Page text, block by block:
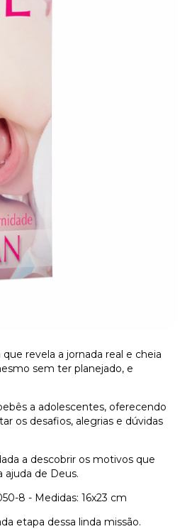
revela a jornada real e cheia
sem ter planejado, e
a adolescentes, oferecendo
os desafios, alegrias e dúvidas
a descobrir os motivos que
de Deus.
8 - Medidas: 16x23 cm
etapa dessa linda missão.